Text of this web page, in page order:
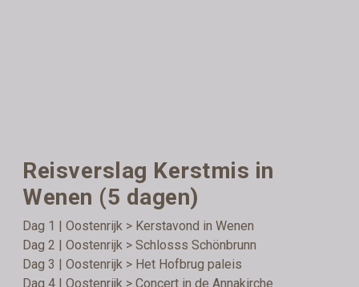
Reisverslag Kerstmis in
Wenen (5 dagen)
Dag 1 | Oostenrijk > Kerstavond in Wenen
Dag 2 | Oostenrijk > Schlosss Schönbrunn
Dag 3 | Oostenrijk > Het Hofbrug paleis
Dag 4 | Oostenrijk > Concert in de Annakirche